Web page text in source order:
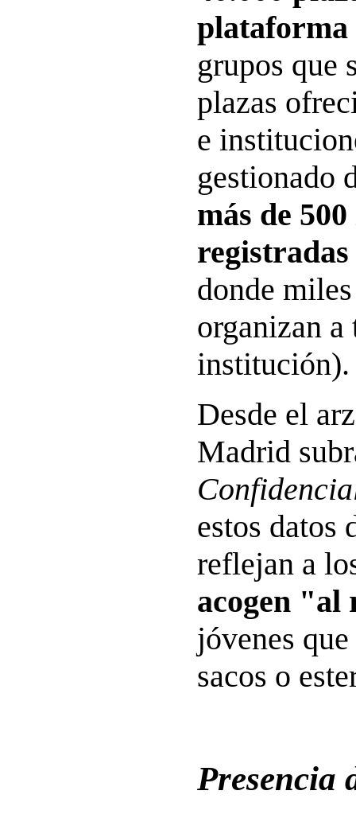
plataforma
grupos que
plazas
e
gestionado
más de
registradas
donde
organizan a
institución).
Desde el
Madrid
estos datos
reflejan a
acogen "al
jóvenes
sacos o
Presencia